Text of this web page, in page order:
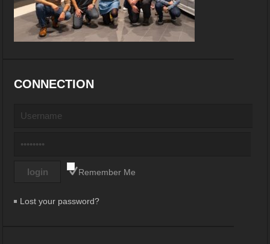
CONNECTION
Remember Me
Lost your password?